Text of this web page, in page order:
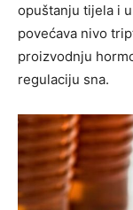
opuštanju tijela i
povećava nivo
proizvodnju
regulaciju sna.